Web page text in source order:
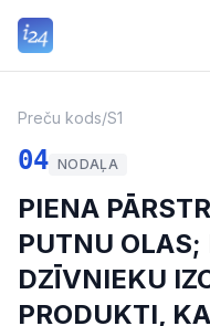
Preču kods/S1
04 NODAĻA
PIENA
PUTNU
DZĪVNIEKU
PRODUKTI,